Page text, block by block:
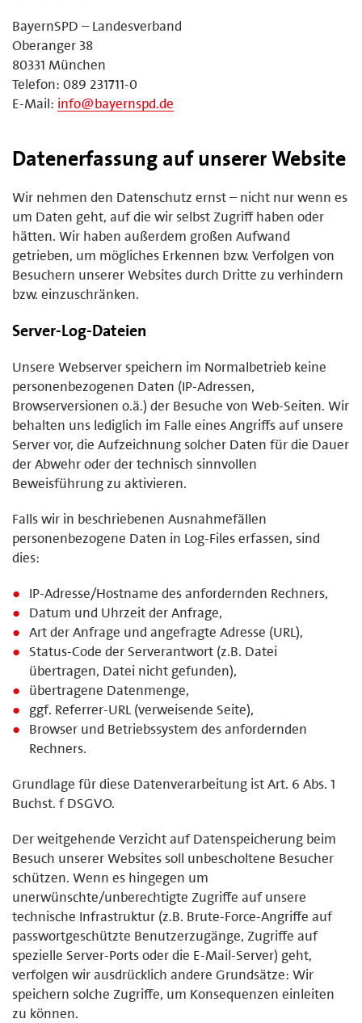
BayernSPD – Landesverband
Oberanger 38
80331 München
Telefon: 089 231711-0
E-Mail: info@bayernspd.de
Datenerfassung auf unserer Website
Wir nehmen den Datenschutz ernst – nicht nur wenn es
um Daten geht, auf die wir selbst Zugriff haben oder
hätten. Wir haben außerdem großen Aufwand
getrieben, um mögliches Erkennen bzw. Verfolgen von
Besuchern unserer Websites durch Dritte zu verhindern
bzw. einzuschränken.
Server-Log-Dateien
Unsere Webserver speichern im Normalbetrieb keine
personenbezogenen Daten (IP-Adressen,
Browserversionen o.ä.) der Besuche von Web-Seiten. Wir
behalten uns lediglich im Falle eines Angriffs auf unsere
Server vor, die Aufzeichnung solcher Daten für die Dauer
der Abwehr oder der technisch sinnvollen
Beweisführung zu aktivieren.
Falls wir in beschriebenen Ausnahmefällen
personenbezogene Daten in Log-Files erfassen, sind
dies:
IP-Adresse/Hostname des anfordernden Rechners,
Datum und Uhrzeit der Anfrage,
Art der Anfrage und angefragte Adresse (URL),
Status-Code der Serverantwort (z.B. Datei
übertragen, Datei nicht gefunden),
übertragene Datenmenge,
ggf. Referrer-URL (verweisende Seite),
Browser und Betriebssystem des anfordernden
Rechners.
Grundlage für diese Datenverarbeitung ist Art. 6 Abs. 1
Buchst. f DSGVO.
Der weitgehende Verzicht auf Datenspeicherung beim
Besuch unserer Websites soll unbescholtene Besucher
schützen. Wenn es hingegen um
unerwünschte/unberechtigte Zugriffe auf unsere
technische Infrastruktur (z.B. Brute-Force-Angriffe auf
passwortgeschützte Benutzerzugänge, Zugriffe auf
spezielle Server-Ports oder die E-Mail-Server) geht,
verfolgen wir ausdrücklich andere Grundsätze: Wir
speichern solche Zugriffe, um Konsequenzen einleiten
zu können.